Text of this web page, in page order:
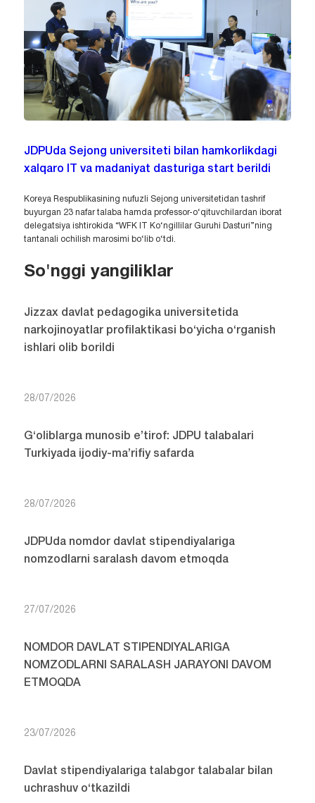
JDPUda Sejong universiteti bilan hamkorlikdagi
xalqaro IT va madaniyat dasturiga start berildi
Koreya Respublikasining nufuzli Sejong universitetidan tashrif
buyurgan 23 nafar talaba hamda professor-o‘qituvchilardan iborat
delegatsiya ishtirokida “WFK IT Ko‘ngillilar Guruhi Dasturi”ning
tantanali ochilish marosimi bo‘lib o‘tdi.
So'nggi yangiliklar
Jizzax davlat pedagogika universitetida
narkojinoyatlar profilaktikasi bo‘yicha o‘rganish
ishlari olib borildi
28/07/2026
G‘oliblarga munosib e’tirof: JDPU talabalari
Turkiyada ijodiy-ma’rifiy safarda
28/07/2026
JDPUda nomdor davlat stipendiyalariga
nomzodlarni saralash davom etmoqda
27/07/2026
NOMDOR DAVLAT STIPENDIYALARIGA
NOMZODLARNI SARALASH JARAYONI DAVOM
ETMOQDA
23/07/2026
Davlat stipendiyalariga talabgor talabalar bilan
uchrashuv o‘tkazildi